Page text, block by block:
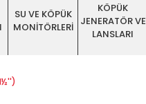
SU VE KÖPÜK
MONİTÖRLERİ
KÖPÜK
JENERATÖR VE
LANSLARI